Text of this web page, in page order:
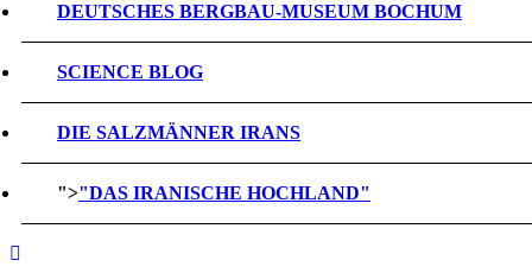
DEUTSCHES BERGBAU-MUSEUM BOCHUM
SCIENCE BLOG
DIE SALZMÄNNER IRANS
">"DAS IRANISCHE HOCHLAND"